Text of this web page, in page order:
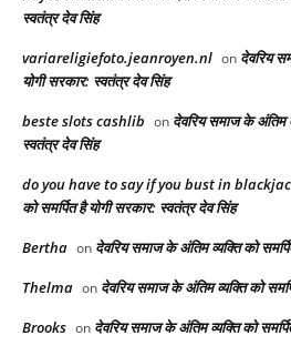
स्वतंत्र देव सिंह
variareligiefoto.jeanroyen.nl on देवरिय
योगी सरकार: स्वतंत्र देव सिंह
beste slots cashlib on देवरिय समाज के अंतिम
स्वतंत्र देव सिंह
do you have to say if you bust in
को समर्पित है योगी सरकार: स्वतंत्र देव सिंह
Bertha on देवरिय समाज के अंतिम व्यक्ति को
Thelma on देवरिय समाज के अंतिम व्यक्ति को
Brooks on देवरिय समाज के अंतिम व्यक्ति को